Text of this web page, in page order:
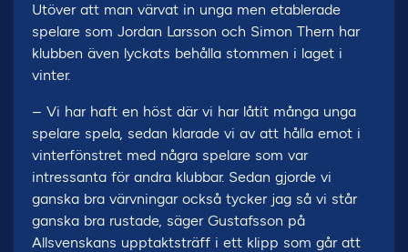
Utöver att man värvat in unga men etablerade
spelare som Jordan Larsson och Simon Thern har
klubben även lyckats behålla stommen i laget i
vinter.
– Vi har haft en höst där vi har låtit många unga
spelare spela, sedan klarade vi av att hålla emot i
vinterfönstret med några spelare som var
intressanta för andra klubbar. Sedan gjorde vi
ganska bra värvningar också tycker jag så vi står
ganska bra rustade, säger Gustafsson på
Allsvenskans upptaktsträff i ett klipp som går att